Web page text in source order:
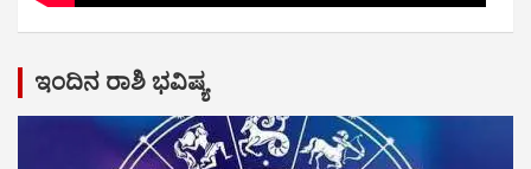
ಇಂದಿನ ರಾಶಿ ಭವಿಷ್ಯ